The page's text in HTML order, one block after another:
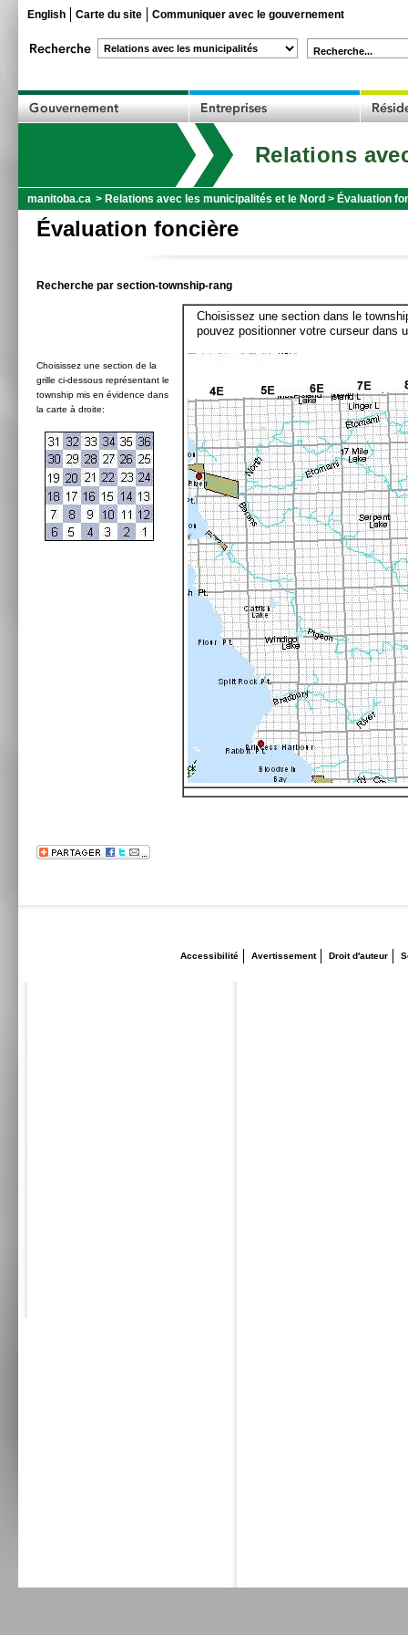
English Carte du site Communiquer avec le gouvernement
Recherche...
Relations
manitoba.ca > Relations avec les municipalités et le Nord > Évaluation
Évaluation foncière
Recherche par section-township-rang
Choisissez une section de la
grille ci-dessous représentant le
township mis en évidence dans
la carte à droite:
Choisissez une section dans le
pouvez positionner votre curseur dans
Accessibilité Avertissement Droit d'auteur